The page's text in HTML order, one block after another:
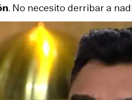
. No necesito derribar a